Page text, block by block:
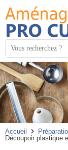
Mots
clés
:
Accueil
Découpoir plastique
Panneau de